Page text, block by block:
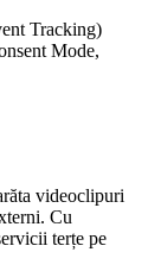
Tracking)
Mode,
videoclipuri
Cu
terțe pe